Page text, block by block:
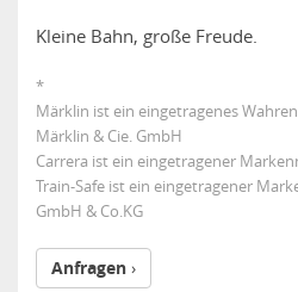
Kleine Bahn, große Freude.
*
Märklin ist ein eingetragenes
Märklin & Cie. GmbH
Carrera ist ein eingetragener
Train-Safe ist ein eingetragener
GmbH & Co.KG
Anfragen